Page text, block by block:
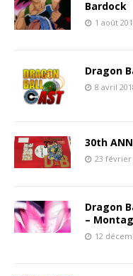
Bardock
1 août
Dragon
8 avril
30th
23 février
Dragon
–
12